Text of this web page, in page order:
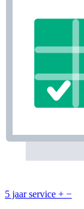
5 jaar service + −